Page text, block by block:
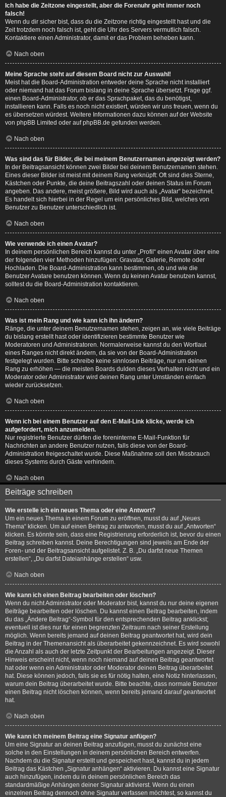
Ich habe die Zeitzone eingestellt, aber die Forenuhr geht immer noch
falsch!
Wenn du dir sicher bist, dass du die Zeitzone richtig eingestellt hast und die
Zeit trotzdem noch falsch ist, geht die Uhr des Servers vermutlich falsch.
Kontaktiere einen Administrator, damit er das Problem beheben kann.
Nach oben
Meine Sprache steht auf diesem Board nicht zur Auswahl!
Meist hat die Board-Administration entweder deine Sprache nicht installiert
oder niemand hat das Forum bislang in deine Sprache übersetzt. Frage ggf.
einen Board-Administrator, ob er das Sprachpaket, das du benötigst,
installieren kann. Falls es noch nicht existiert, würden wir uns freuen, wenn du
es übersetzen würdest. Weitere Informationen dazu können auf der Website
von phpBB Limited oder aufphpBB.de gefunden werden.
Nach oben
Was sind das für Bilder, die bei meinem Benutzernamen angezeigt werden?
In der Beitragsansicht können zwei Bilder bei deinem Benutzernamen stehen.
Eines dieser Bilder ist meist mit deinem Rang verknüpft: Oft sind dies Sterne,
Kästchen oder Punkte, die deine Beitragszahl oder deinen Status im Forum
angeben. Das andere, meist größere, Bild wird auch als „Avatar“ bezeichnet.
Es handelt sich hierbei in der Regel um ein persönliches Bild, welches von
Benutzer zu Benutzer unterschiedlich ist.
Nach oben
Wie verwende ich einen Avatar?
In deinem persönlichen Bereich kannst du unter „Profil“ einen Avatar über eine
der folgenden vier Methoden hinzufügen: Gravatar, Galerie, Remote oder
Hochladen. Die Board-Administration kann bestimmen, ob und wie die
Benutzer Avatare benutzen können. Wenn du keinen Avatar benutzen kannst,
solltest du die Board-Administration kontaktieren.
Nach oben
Was ist mein Rang und wie kann ich ihn ändern?
Ränge, die unter deinem Benutzernamen stehen, zeigen an, wie viele Beiträge
du bislang erstellt hast oder identifizieren bestimmte Benutzer wie
Moderatoren und Administratoren. Normalerweise kannst du den Wortlaut
eines Ranges nicht direkt ändern, da sie von der Board-Administration
festgelegt wurden. Bitte schreibe keine sinnlosen Beiträge, nur um deinen
Rang zu erhöhen — die meisten Boards dulden dieses Verhalten nicht und ein
Moderator oder Administrator wird deinen Rang unter Umständen einfach
wieder zurücksetzen.
Nach oben
Wenn ich bei einem Benutzer auf den E-Mail-Link klicke, werde ich
aufgefordert, mich anzumelden.
Nur registrierte Benutzer dürfen die foreninterne E-Mail-Funktion für
Nachrichten an andere Benutzer nutzen, falls diese von der Board-
Administration freigeschaltet wurde. Diese Maßnahme soll den Missbrauch
dieses Systems durch Gäste verhindern.
Nach oben
Beiträge schreiben
Wie erstelle ich ein neues Thema oder eine Antwort?
Um ein neues Thema in einem Forum zu eröffnen, musst du auf „Neues
Thema“ klicken. Um auf einen Beitrag zu antworten, musst du auf „Antworten“
klicken. Es könnte sein, dass eine Registrierung erforderlich ist, bevor du einen
Beitrag schreiben kannst. Deine Berechtigungen sind jeweils am Ende der
Foren- und der Beitragsansicht aufgelistet. Z. B. „Du darfst neue Themen
erstellen“, „Du darfst Dateianhänge erstellen“ usw.
Nach oben
Wie kann ich einen Beitrag bearbeiten oder löschen?
Wenn du nicht Administrator oder Moderator bist, kannst du nur deine eigenen
Beiträge bearbeiten oder löschen. Du kannst einen Beitrag bearbeiten, indem
du das „Ändere Beitrag“-Symbol für den entsprechenden Beitrag anklickst;
eventuell ist dies nur für einen begrenzten Zeitraum nach seiner Erstellung
möglich. Wenn bereits jemand auf deinen Beitrag geantwortet hat, wird dein
Beitrag in der Themenansicht als überarbeitet gekennzeichnet. Es wird sowohl
die Anzahl als auch der letzte Zeitpunkt der Bearbeitungen angezeigt. Dieser
Hinweis erscheint nicht, wenn noch niemand auf deinen Beitrag geantwortet
hat oder wenn ein Administrator oder Moderator deinen Beitrag überarbeitet
hat. Diese können jedoch, falls sie es für nötig halten, eine Notiz hinterlassen,
warum dein Beitrag überarbeitet wurde. Bitte beachte, dass normale Benutzer
einen Beitrag nicht löschen können, wenn bereits jemand darauf geantwortet
hat.
Nach oben
Wie kann ich meinem Beitrag eine Signatur anfügen?
Um eine Signatur an deinen Beitrag anzufügen, musst du zunächst eine
solche in den Einstellungen in deinem persönlichen Bereich entwerfen.
Nachdem du die Signatur erstellt und gespeichert hast, kannst du in jedem
Beitrag das Kästchen „Signatur anhängen“ aktivieren. Du kannst eine Signatur
auch hinzufügen, indem du in deinem persönlichen Bereich das
standardmäßige Anhängen deiner Signatur aktivierst. Wenn du einen
einzelnen Beitrag dennoch ohne Signatur verfassen möchtest, so kannst du